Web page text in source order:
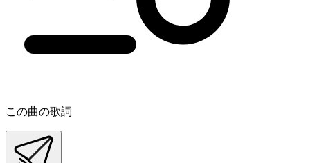
この曲の歌詞